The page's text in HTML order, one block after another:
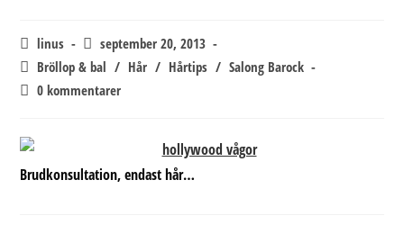
Inläggsförfattare:
linus
Inlägget
publicerat:
september 20, 2013
Inläggskategori:
Bröllop & bal / Hår / Hårtips / Salong Barock
Kommentarer
0 kommentarer
Brudkonsultation, endast hår…